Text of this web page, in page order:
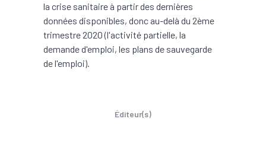
la crise sanitaire à partir des dernières
données disponibles, donc au-delà du 2ème
trimestre 2020 (l'activité partielle, la
demande d'emploi, les plans de sauvegarde
de l'emploi).
Éditeur(s)